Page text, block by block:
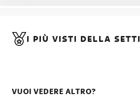
I PIÙ VISTI DELLA
VUOI VEDERE ALTRO?